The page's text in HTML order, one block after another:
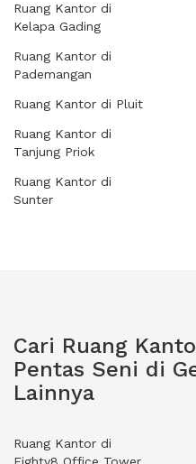
Ruang Kantor di
Kelapa Gading
Ruang Kantor di
Pademangan
Ruang Kantor di Pluit
Ruang Kantor di
Tanjung Priok
Ruang Kantor di
Sunter
Cari Ruang
Pentas Seni di
Lainnya
Ruang Kantor di